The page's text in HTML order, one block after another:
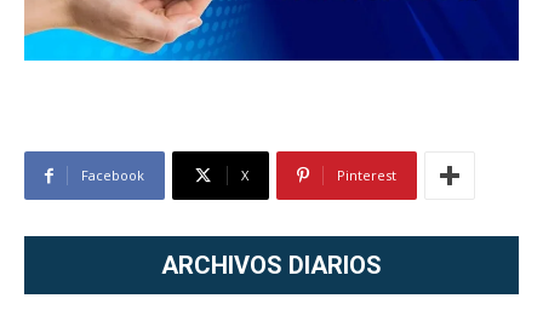
Facebook X Pinterest
ARCHIVOS DIARIOS